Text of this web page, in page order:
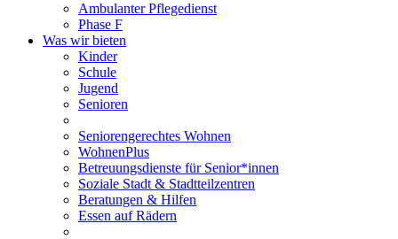
Ambulanter Pflegedienst
Phase F
Was wir bieten
Kinder
Schule
Jugend
Senioren
Seniorengerechtes Wohnen
WohnenPlus
Betreuungsdienste für Senior*innen
Soziale Stadt & Stadtteilzentren
Beratungen & Hilfen
Essen auf Rädern